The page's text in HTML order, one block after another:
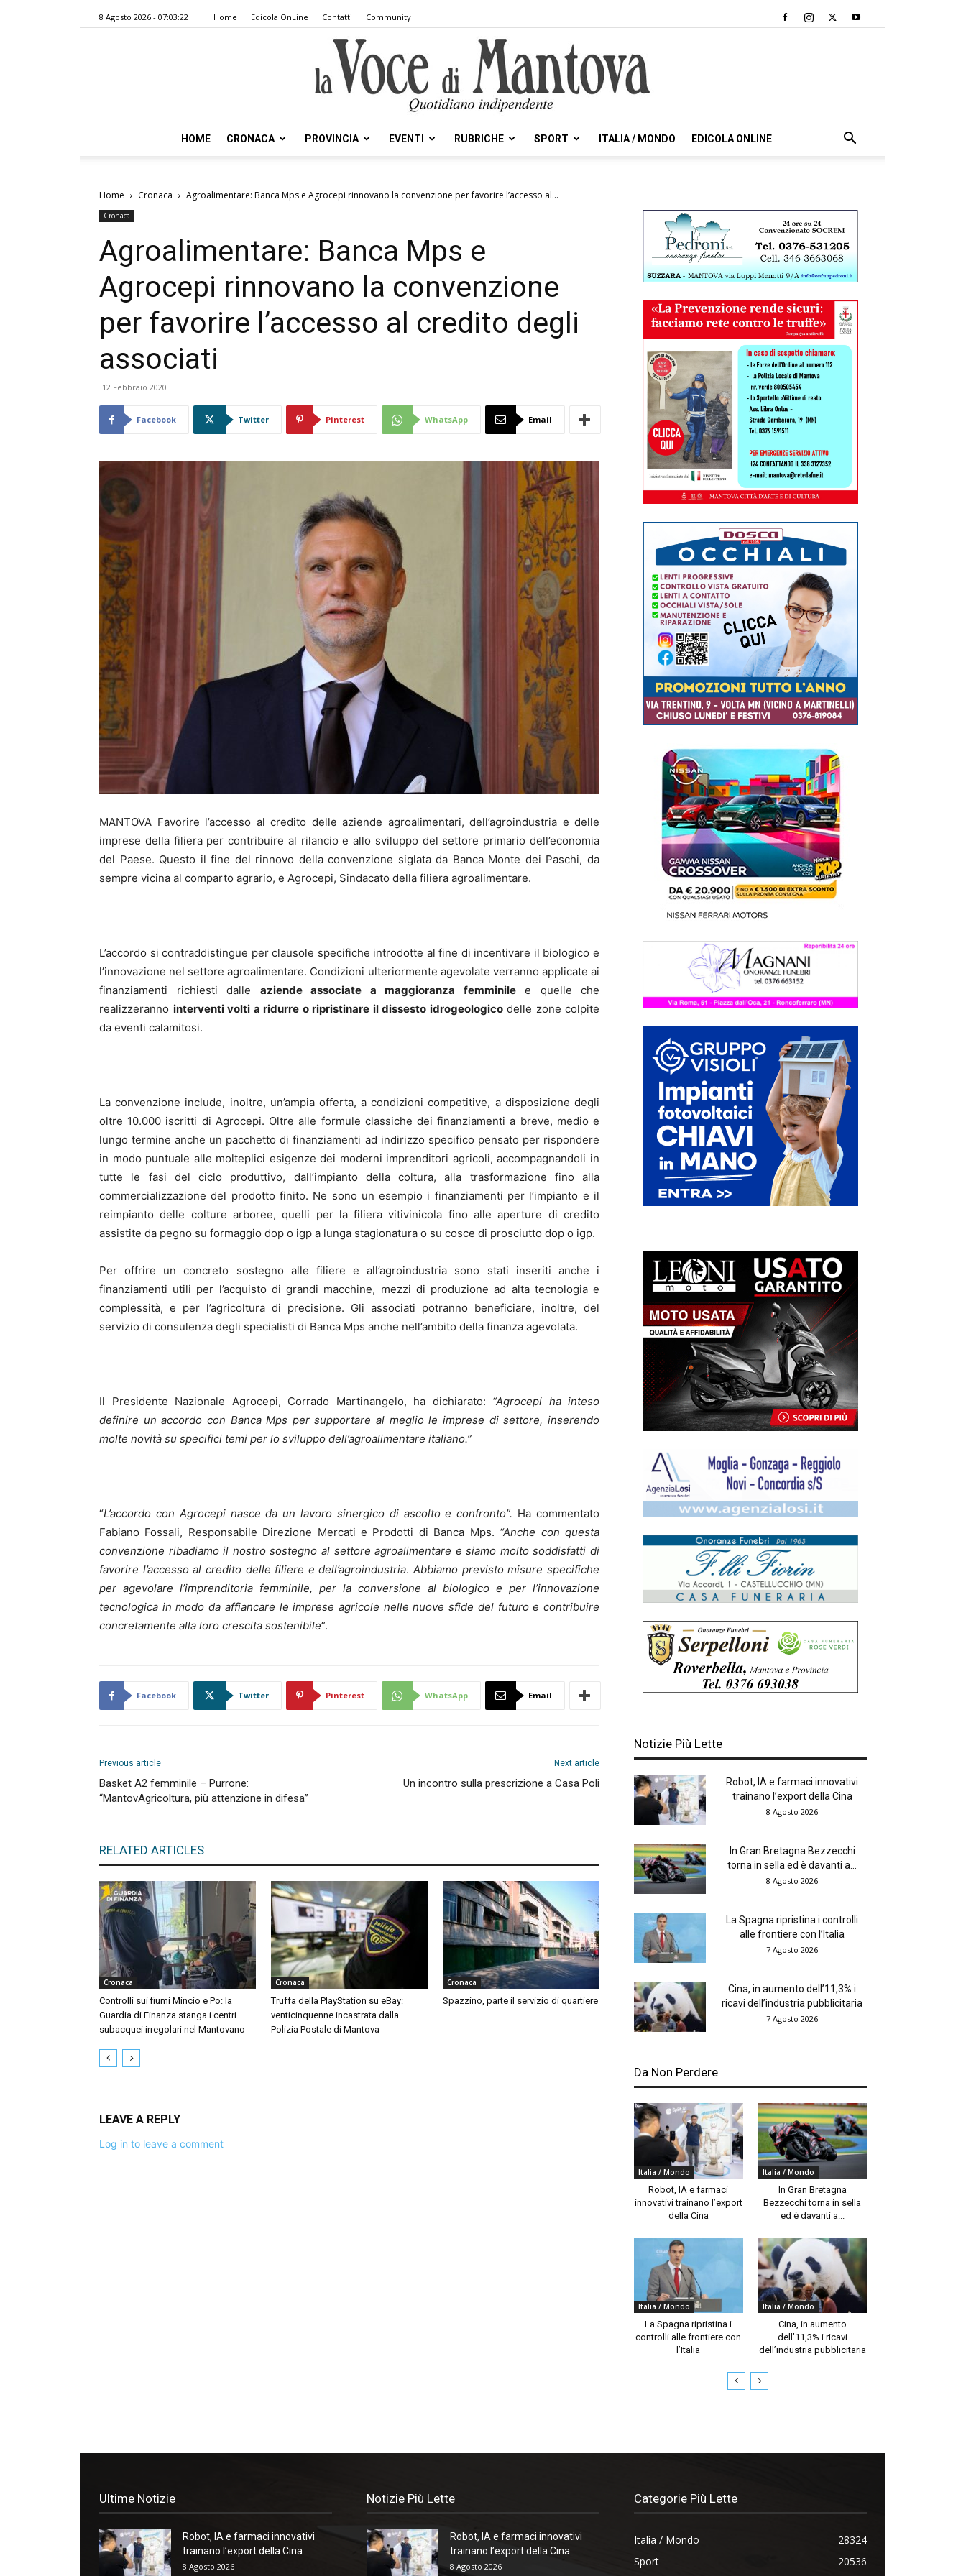
8 Agosto 2026 - 07:03:22 Home Edicola OnLine Contatti Community
Voce
HOME CRONACA PROVINCIA EVENTI RUBRICHE SPORT ITALIA / MONDO EDICOLA ONLINE
Home Cronaca Agroalimentare: Banca Mps e Agrocepi rinnovano la convenzione per favorire l’accesso al...
Cronaca
Agroalimentare: Banca Mps e
Agrocepi rinnovano la convenzione
per favorire l’accesso al credito degli
associati
12 Febbraio 2020
Facebook Twitter Pinterest WhatsApp Email
MANTOVA Favorire l’accesso al credito delle aziende agroalimentari, dell’agroindustria e delle
imprese della filiera per contribuire al rilancio e allo sviluppo del settore primario dell’economia
del Paese. Questo il fine del rinnovo della convenzione siglata da Banca Monte dei Paschi, da
sempre vicina al comparto agrario, e Agrocepi, Sindacato della filiera agroalimentare.
L’accordo si contraddistingue per clausole specifiche introdotte al fine di incentivare il biologico e
l’innovazione nel settore agroalimentare. Condizioni ulteriormente agevolate verranno applicate ai
finanziamenti richiesti dalle aziende associate a maggioranza femminilee quelle che
realizzeranno interventi volti a ridurre o ripristinare il dissesto idrogeologicodelle zone colpite
da eventi calamitosi.
La convenzione include, inoltre, un’ampia offerta, a condizioni competitive, a disposizione degli
oltre 10.000 iscritti di Agrocepi. Oltre alle formule classiche dei finanziamenti a breve, medio e
lungo termine anche un pacchetto di finanziamenti ad indirizzo specifico pensato per rispondere
in modo puntuale alle molteplici esigenze dei moderni imprenditori agricoli, accompagnandoli in
tutte le fasi del ciclo produttivo, dall’impianto della coltura, alla trasformazione fino alla
commercializzazione del prodotto finito. Ne sono un esempio i finanziamenti per l’impianto e il
reimpianto delle colture arboree, quelli per la filiera vitivinicola fino alle aperture di credito
assistite da pegno su formaggio dop o igp a lunga stagionatura o su cosce di prosciutto dop o igp.
Per offrire un concreto sostegno alle filiere e all’agroindustria sono stati inseriti anche i
finanziamenti utili per l’acquisto di grandi macchine, mezzi di produzione ad alta tecnologia e
complessità, e per l’agricoltura di precisione. Gli associati potranno beneficiare, inoltre, del
servizio di consulenza degli specialisti di Banca Mps anche nell’ambito della finanza agevolata.
Il Presidente Nazionale Agrocepi, Corrado Martinangelo, ha dichiarato: “Agrocepi ha inteso
definire un accordo con Banca Mps per supportare al meglio le imprese di settore, inserendo
molte novità su specifici temi per lo sviluppo dell’agroalimentare italiano.”
“L’accordo con Agrocepi nasce da un lavoro sinergico di ascolto e confronto”. Ha commentato
Fabiano Fossali, Responsabile Direzione Mercati e Prodotti di Banca Mps. “Anche con questa
convenzione ribadiamo il nostro sostegno al settore agroalimentare e siamo molto soddisfatti di
favorire l’accesso al credito delle filiere e dell’agroindustria.Abbiamo previsto misure specifiche
per agevolare l’imprenditoria femminile, per la conversione al biologico e per l’innovazione
tecnologica in modo da affiancare le imprese agricole nelle nuove sfide del futuro e contribuire
concretamente alla loro crescita sostenibile”.
Facebook Twitter Pinterest WhatsApp Email
Previous article
Basket A2 femminile – Purrone:
“MantovAgricoltura, più attenzione in difesa”
Next article
Un incontro sulla prescrizione a Casa Poli
RELATED ARTICLES
Cronaca
Controlli sui fiumi Mincio e Po: la
Guardia di Finanza stanga i centri
subacquei irregolari nel Mantovano
Cronaca
Truffa della PlayStation su eBay:
venticinquenne incastrata dalla
Polizia Postale di Mantova
Cronaca
Spazzino, parte il servizio di quartiere
LEAVE A REPLY
Log in to leave a comment
Notizie Più Lette
Robot, IA e farmaci innovativi
trainano l’export della Cina
8 Agosto 2026
In Gran Bretagna Bezzecchi
torna in sella ed è davanti a...
8 Agosto 2026
La Spagna ripristina i controlli
alle frontiere con l’Italia
7 Agosto 2026
Cina, in aumento dell’11,3% i
ricavi dell’industria pubblicitaria
7 Agosto 2026
Da Non Perdere
Italia / Mondo
Robot, IA e farmaci
innovativi trainano l’export
della Cina
Italia / Mondo
In Gran Bretagna
Bezzecchi torna in sella
ed è davanti a...
Italia / Mondo
La Spagna ripristina i
controlli alle frontiere con
l’Italia
Italia / Mondo
Cina, in aumento
dell’11,3% i ricavi
dell’industria pubblicitaria
Ultime Notizie
Robot, IA e farmaci innovativi
trainano l’export della Cina
8 Agosto 2026
Notizie Più Lette
Robot, IA e farmaci innovativi
trainano l’export della Cina
8 Agosto 2026
Categorie Più Lette
Italia / Mondo
28324
Sport
20536